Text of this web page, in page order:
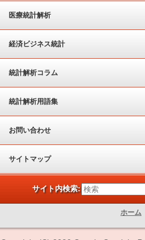
医療統計解析
経済ビジネス統計
統計解析コラム
統計解析用語集
お問い合わせ
サイトマップ
サイト内検索:
ホーム